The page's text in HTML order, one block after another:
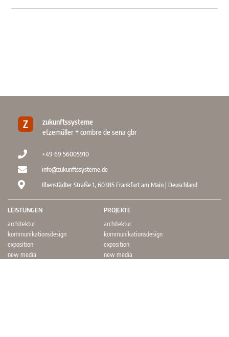
zukunftssysteme
etzemüller + combre de sena gbr
+49 69 56005910
info@zukunftssysteme.de
Ilbenstädter Straße 1, 60385 Frankfurt am Main | Deuschland
LEISTUNGEN
architektur
kommunikationsdesign
exposition
new media
PROJEKTE
architektur
kommunikationsdesign
exposition
new media